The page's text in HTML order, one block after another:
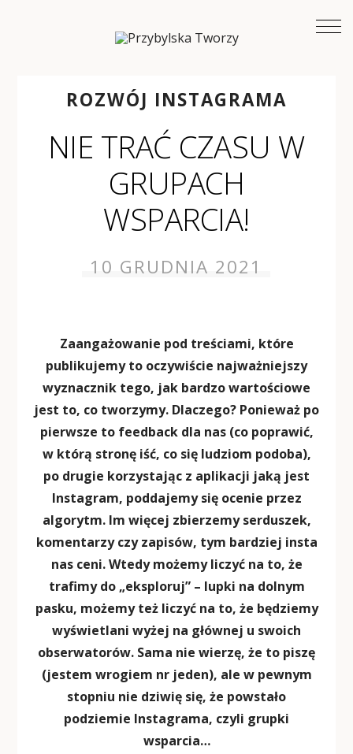
ROZWÓJ INSTAGRAMA
NIE TRAĆ CZASU W
GRUPACH
WSPARCIA!
10 GRUDNIA 2021
Zaangażowanie pod treściami, które
publikujemy to oczywiście najważniejszy
wyznacznik tego, jak bardzo wartościowe
jest to, co tworzymy. Dlaczego? Ponieważ po
pierwsze to feedback dla nas (co poprawić,
w którą stronę iść, co się ludziom podoba),
po drugie korzystając z aplikacji jaką jest
Instagram, poddajemy się ocenie przez
algorytm. Im więcej zbierzemy serduszek,
komentarzy czy zapisów, tym bardziej insta
nas ceni. Wtedy możemy liczyć na to, że
trafimy do „eksploruj” – lupki na dolnym
pasku, możemy też liczyć na to, że będziemy
wyświetlani wyżej na głównej u swoich
obserwatorów. Sama nie wierzę, że to piszę
(jestem wrogiem nr jeden), ale w pewnym
stopniu nie dziwię się, że powstało
podziemie Instagrama, czyli grupki
wsparcia…